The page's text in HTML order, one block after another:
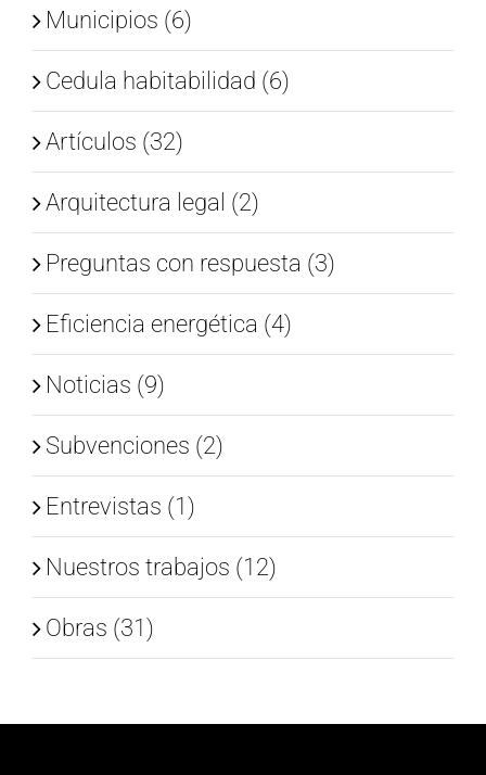
Municipios (6)
Cedula habitabilidad (6)
Artículos (32)
Arquitectura legal (2)
Preguntas con respuesta (3)
Eficiencia energética (4)
Noticias (9)
Subvenciones (2)
Entrevistas (1)
Nuestros trabajos (12)
Obras (31)